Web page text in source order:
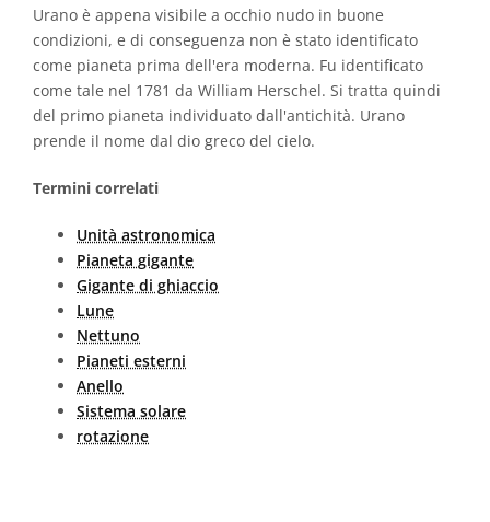
Urano è appena visibile a occhio nudo in buone
condizioni, e di conseguenza non è stato identificato
come pianeta prima dell'era moderna. Fu identificato
come tale nel 1781 da William Herschel. Si tratta quindi
del primo pianeta individuato dall'antichità. Urano
prende il nome dal dio greco del cielo.
Termini correlati
Unità astronomica
Pianeta gigante
Gigante di ghiaccio
Lune
Nettuno
Pianeti esterni
Anello
Sistema solare
rotazione